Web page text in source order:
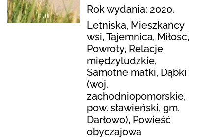
Rok wydania: 2020.
Letniska, Mieszkańcy
wsi, Tajemnica, Miłość,
Powroty, Relacje
międzyludzkie,
Samotne matki, Dąbki
(woj.
zachodniopomorskie,
pow. sławieński, gm.
Darłowo), Powieść
obyczajowa